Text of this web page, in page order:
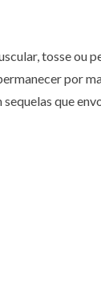
tosse ou
por
que